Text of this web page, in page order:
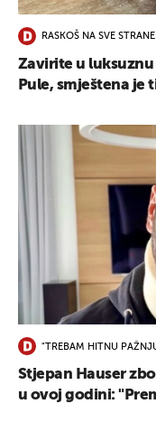
RASKOŠ NA SVE STRANE
Zavirite u
Pule, smještena je
"TREBAM HITNU
Stjepan Hauser
u ovoj godini: